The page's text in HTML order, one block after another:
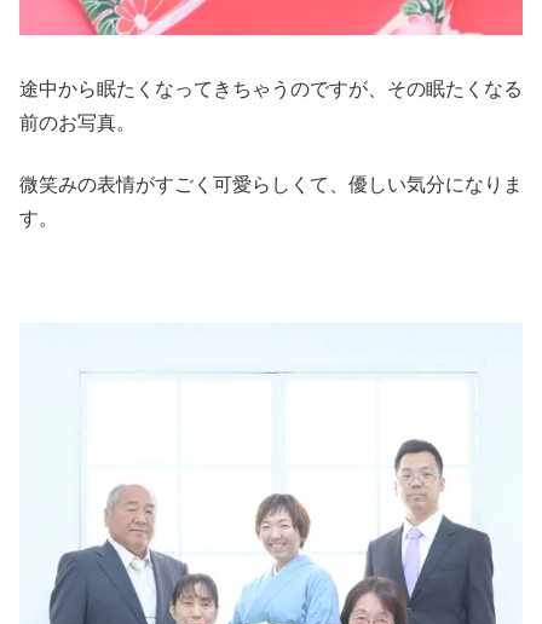
途中から眠たくなってきちゃうのですが、その眠たくなる
前のお写真。
微笑みの表情がすごく可愛らしくて、優しい気分になりま
す。